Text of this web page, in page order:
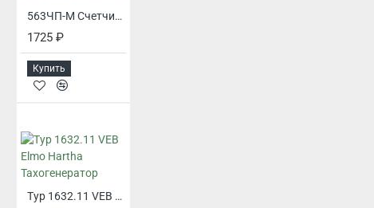
563ЧП-М Счетчик моточасов
1725 ₽
Купить
Typ 1632.11 VEB Elmo Hartha Тахогенератор